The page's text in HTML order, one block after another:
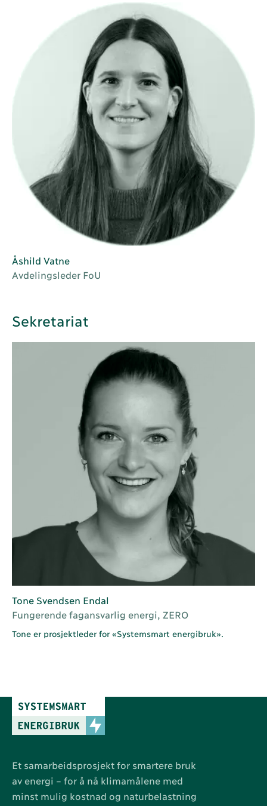
Åshild Vatne
Avdelingsleder FoU
Sekretariat
Tone Svendsen Endal
Fungerende fagansvarlig energi, ZERO
Tone er prosjektleder for «Systemsmart energibruk».
Et samarbeidsprosjekt for smartere bruk
av energi – for å nå klimamålene med
minst mulig kostnad og naturbelastning